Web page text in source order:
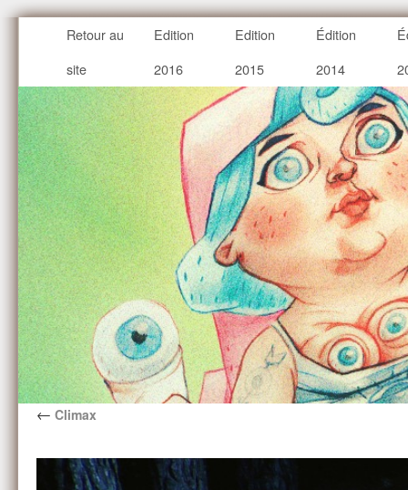
Retour au
site
Edition
2016
Edition
2015
Édition
2014
← Climax